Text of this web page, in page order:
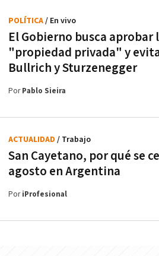
El Gobierno busca aprobar
"propiedad privada" y
Bullrich y Sturzenegger
POLÍTICA/ En vivo
PorPablo Sieira
San Cayetano, por qué se
agosto en Argentina
ACTUALIDAD / Trabajo
PoriProfesional